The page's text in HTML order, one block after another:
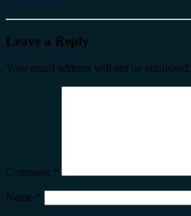
Leave a Reply
Your email address will not be published.
Comment *
Name *